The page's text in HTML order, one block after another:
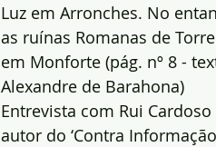
Luz em Arronches. No
as ruínas Romanas de
em Monforte (pág. nº 8 -
Alexandre de Barahona)
Entrevista com Rui
autor do ‘Contra